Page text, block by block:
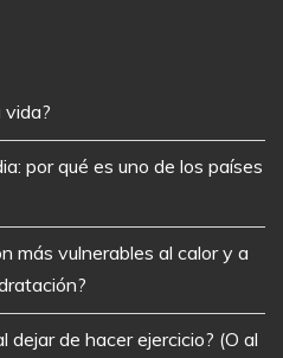
vida?
por qué es uno de los países
más vulnerables al calor y a
dejar de hacer ejercicio? (O al